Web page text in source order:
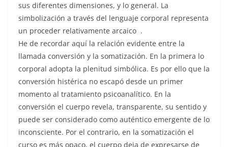
sus diferentes dimensiones, y lo general. La
simbolización a través del lenguaje corporal representa
un proceder relativamente arcaico .
He de recordar aquí la relación evidente entre la
llamada conversión y la somatización. En la primera lo
corporal adopta la plenitud simbólica. Es por ello que la
conversión histérica no escapó desde un primer
momento al tratamiento psicoanalítico. En la
conversión el cuerpo revela, transparente, su sentido y
puede ser considerado como auténtico emergente de lo
inconsciente. Por el contrario, en la somatización el
curso es más opaco, el cuerpo deja de expresarse de